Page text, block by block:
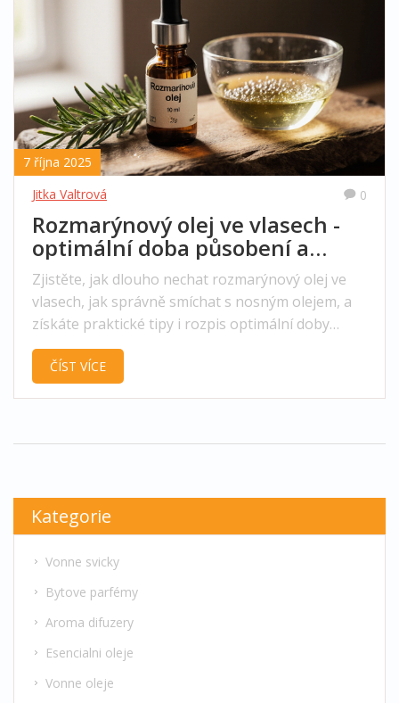
7 října 2025
Jitka Valtrová
0
Rozmarýnový olej ve vlasech -
optimální doba působení a
praktické tipy
Zjistěte, jak dlouho nechat rozmarýnový olej ve
vlasech, jak správně smíchat s nosným olejem, a
získáte praktické tipy i rozpis optimální doby
působení.
ČÍST VÍCE
Kategorie
Vonne svicky
Bytove parfémy
Aroma difuzery
Esencialni oleje
Vonne oleje